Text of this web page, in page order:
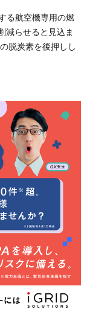
る航空機専用の燃
減らせると見込ま
脱炭素を後押しし